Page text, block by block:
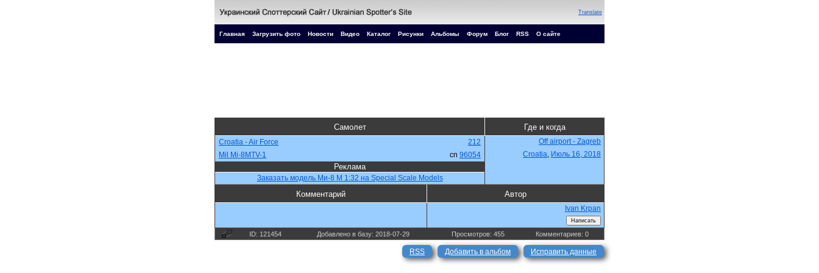
Translate
Главная Загрузить фото Новости Видео Каталог Рисунки Альбомы Форум Блог RSS О сайте
Самолет Где и когда
Croatia - Air Force 212
Off airport - Zagreb
Mil Mi-8MTV-1
cn 96054 Croatia, Июль 16, 2018
Реклама
Заказать модель Ми-8 М 1:32 на Special Scale Models
Комментарий Автор
Ivan Krpan
ID: 121454 Добавлено в базу: 2018-07-29 Просмотров: 455 Комментариев: 0
RSS Добавить в альбом Исправить данные